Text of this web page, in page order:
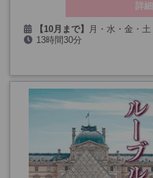
詳
【10月まで】
月・水・金・
6・11・13・18・20・25・27、9/
【11月～1月】月・水・金・土
【2月～3月】毎日
(2・3月の第一日曜、12/25、1/1
空席カレンダーをご確認くださ
13時間30分